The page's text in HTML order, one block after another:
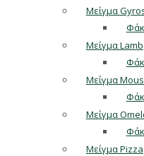
Μείγμα
Μείγμα Lamb
Μείγμα
Μείγμα
Μείγμα Pizza